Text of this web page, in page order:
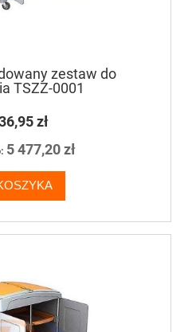
zestaw do
TSZZ-0001
zł
5 477,20 zł